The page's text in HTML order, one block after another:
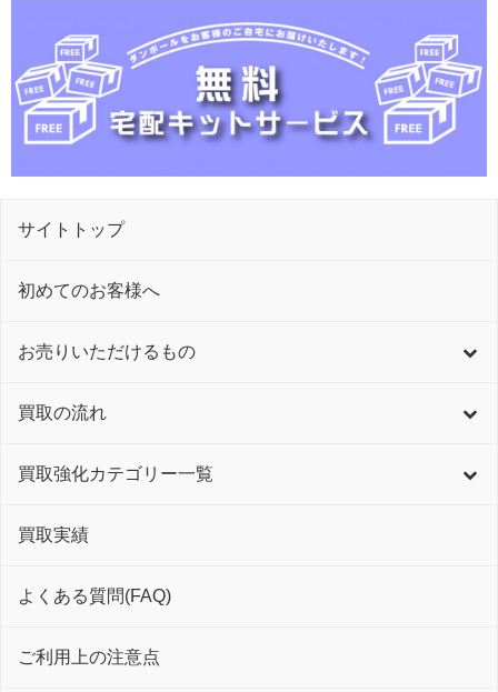
サイトトップ
初めてのお客様へ
お売りいただけるもの
買取の流れ
買取強化カテゴリー一覧
買取実績
よくある質問(FAQ)
ご利用上の注意点